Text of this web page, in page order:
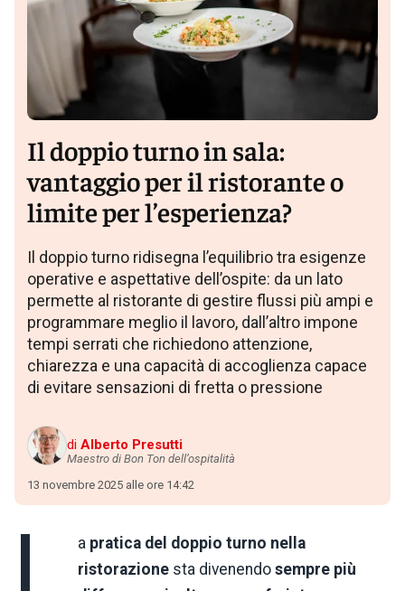
Il doppio turno in sala:
vantaggio per il ristorante o
limite per l’esperienza?
Il doppio turno ridisegna l’equilibrio tra esigenze
operative e aspettative dell’ospite: da un lato
permette al ristorante di gestire flussi più ampi e
programmare meglio il lavoro, dall’altro impone
tempi serrati che richiedono attenzione,
chiarezza e una capacità di accoglienza capace
di evitare sensazioni di fretta o pressione
di Alberto Presutti
Maestro di Bon Ton dell’ospitalità
13 novembre 2025 alle ore 14:42
a pratica del doppio turno nella
ristorazione sta divenendosempre più